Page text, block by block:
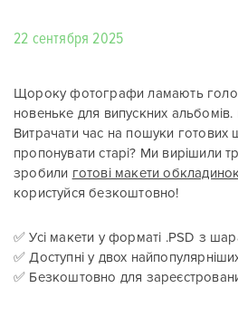
22 сентября 2025
Щороку фотографи ламають
новеньке для випускних
Витрачати час на пошуки готових
пропонувати старі? Ми вирішили
зробили готові макети
користуйся безкоштовно!
✅ Усі макети у форматі .PSD з
✅ Доступні у двох
✅ Безкоштовно для